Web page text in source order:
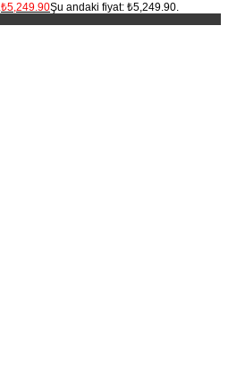
₺5,249.90Şu andaki fiyat: ₺5,249.90.